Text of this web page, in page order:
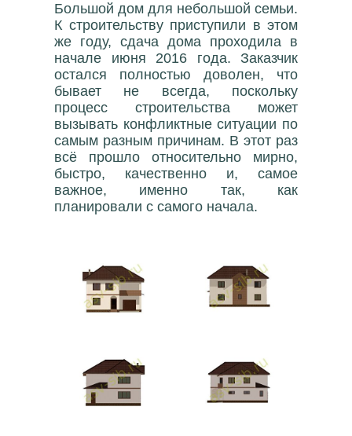
Большой дом для небольшой семьи.
К строительству приступили в этом
же году, сдача дома проходила в
начале июня 2016 года. Заказчик
остался полностью доволен, что
бывает не всегда, поскольку
процесс строительства может
вызывать конфликтные ситуации по
самым разным причинам. В этот раз
всё прошло относительно мирно,
быстро, качественно и, самое
важное, именно так, как
планировали с самого начала.